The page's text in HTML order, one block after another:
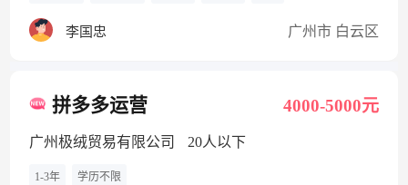
李国忠 广州市 白云区
拼多多运营 4000-5000元
广州极绒贸易有限公司 20人以下
1-3年 学历不限